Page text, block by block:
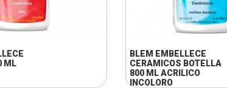
INFO
ML
+ INFO
BLEM EMBELLECE
CERAMICOS BOTELLA
800 ML ACRILICO
INCOLORO